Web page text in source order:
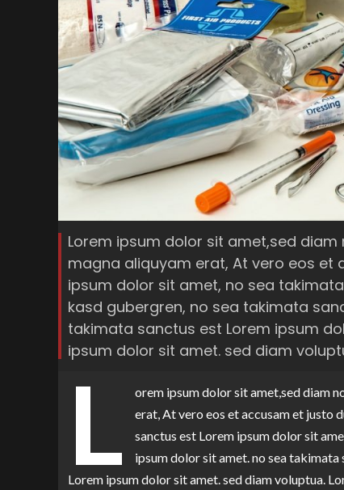
Lorem ipsum dolor sit amet,sed
magna aliquyam erat, At vero eos et
ipsum dolor sit amet, no sea
kasd gubergren, no sea takimata
takimata sanctus est Lorem ipsum
ipsum dolor sit amet. sed diam
L
orem ipsum dolor sit amet,sed diam
erat, At vero eos et accusam et justo
sanctus est Lorem ipsum dolor sit
ipsum dolor sit amet. no sea
Lorem ipsum dolor sit amet. sed diam voluptua.